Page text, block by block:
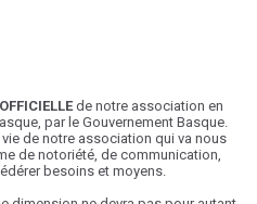
OFFICIELLE de notre association en
par le Gouvernement Basque.
de notre association qui va nous
de notoriété, de communication,
besoins et moyens.